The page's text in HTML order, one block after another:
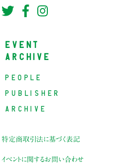
EVENT
ARCHIVE
PEOPLE
PUBLISHER
ARCHIVE
特定商取引法に基づく表記
イベントに関するお問い合わせ